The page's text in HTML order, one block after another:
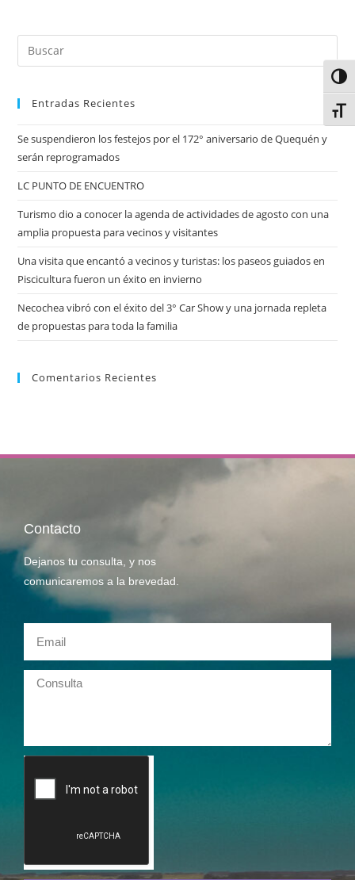
Entradas Recientes
Se suspendieron los festejos por el 172° aniversario de Quequén y
serán reprogramados
LC PUNTO DE ENCUENTRO
Turismo dio a conocer la agenda de actividades de agosto con una
amplia propuesta para vecinos y visitantes
Una visita que encantó a vecinos y turistas: los paseos guiados en
Piscicultura fueron un éxito en invierno
Necochea vibró con el éxito del 3° Car Show y una jornada repleta
de propuestas para toda la familia
Comentarios Recientes
Contacto
Dejanos tu consulta, y nos
comunicaremos a la brevedad.